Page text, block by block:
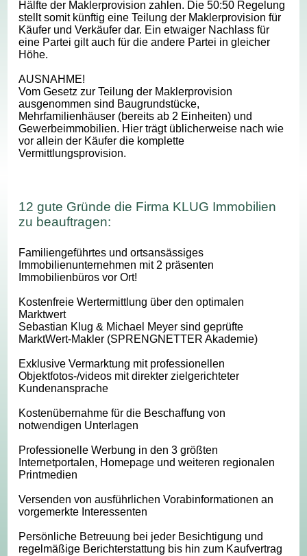
Hälfte der Maklerprovision zahlen. Die 50:50 Regelung
stellt somit künftig eine Teilung der Maklerprovision für
Käufer und Verkäufer dar. Ein etwaiger Nachlass für
eine Partei gilt auch für die andere Partei in gleicher
Höhe.
AUSNAHME!
Vom Gesetz zur Teilung der Maklerprovision
ausgenommen sind Baugrundstücke,
Mehrfamilienhäuser (bereits ab 2 Einheiten) und
Gewerbeimmobilien. Hier trägt üblicherweise nach wie
vor allein der Käufer die komplette
Vermittlungsprovision.
12 gute Gründe die Firma KLUG Immobilien
zu beauftragen:
Familiengeführtes und ortsansässiges
Immobilienunternehmen mit 2 präsenten
Immobilienbüros vor Ort!
Kostenfreie Wertermittlung über den optimalen
Marktwert
Sebastian Klug & Michael Meyer sind geprüfte
MarktWert-Makler (SPRENGNETTER Akademie)
Exklusive Vermarktung mit professionellen
Objektfotos-/videos mit direkter zielgerichteter
Kundenansprache
Kostenübernahme für die Beschaffung von
notwendigen Unterlagen
Professionelle Werbung in den 3 größten
Internetportalen, Homepage und weiteren regionalen
Printmedien
Versenden von ausführlichen Vorabinformationen an
vorgemerkte Interessenten
Persönliche Betreuung bei jeder Besichtigung und
regelmäßige Berichterstattung bis hin zum Kaufvertrag